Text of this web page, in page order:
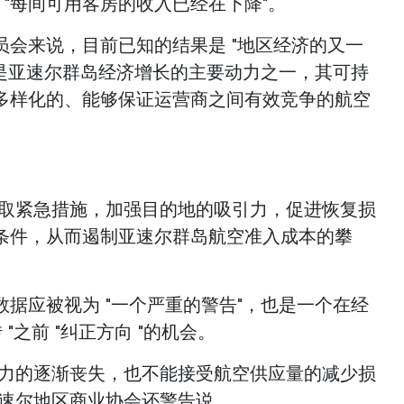
会来说，目前已知的结果是 "地区经济的又一
亚速尔群岛经济增长的主要动力之一，其可持
样化的、能够保证运营商之间有效竞争的航空
紧急措施，加强目的地的吸引力，促进恢复损
件，从而遏制亚速尔群岛航空准入成本的攀
据应被视为 "一个严重的警告"，也是一个在经
前 "纠正方向 "的机会。
的逐渐丧失，也不能接受航空供应量的减少损